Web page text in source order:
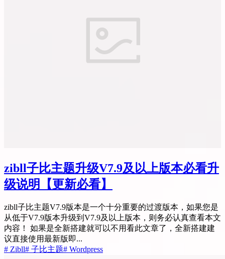
zibll子比主题升级V7.9及以上版本必看升
级说明
【更新必看】
zibll子比主题V7.9版本是一个十分重要的过渡版本，如果您是
从低于V7.9版本升级到V7.9及以上版本，则务必认真查看本文
内容！ 如果是全新搭建就可以不用看此文章了，全新搭建建
议直接使用最新版即...
# Zibll# 子比主题# Wordpress